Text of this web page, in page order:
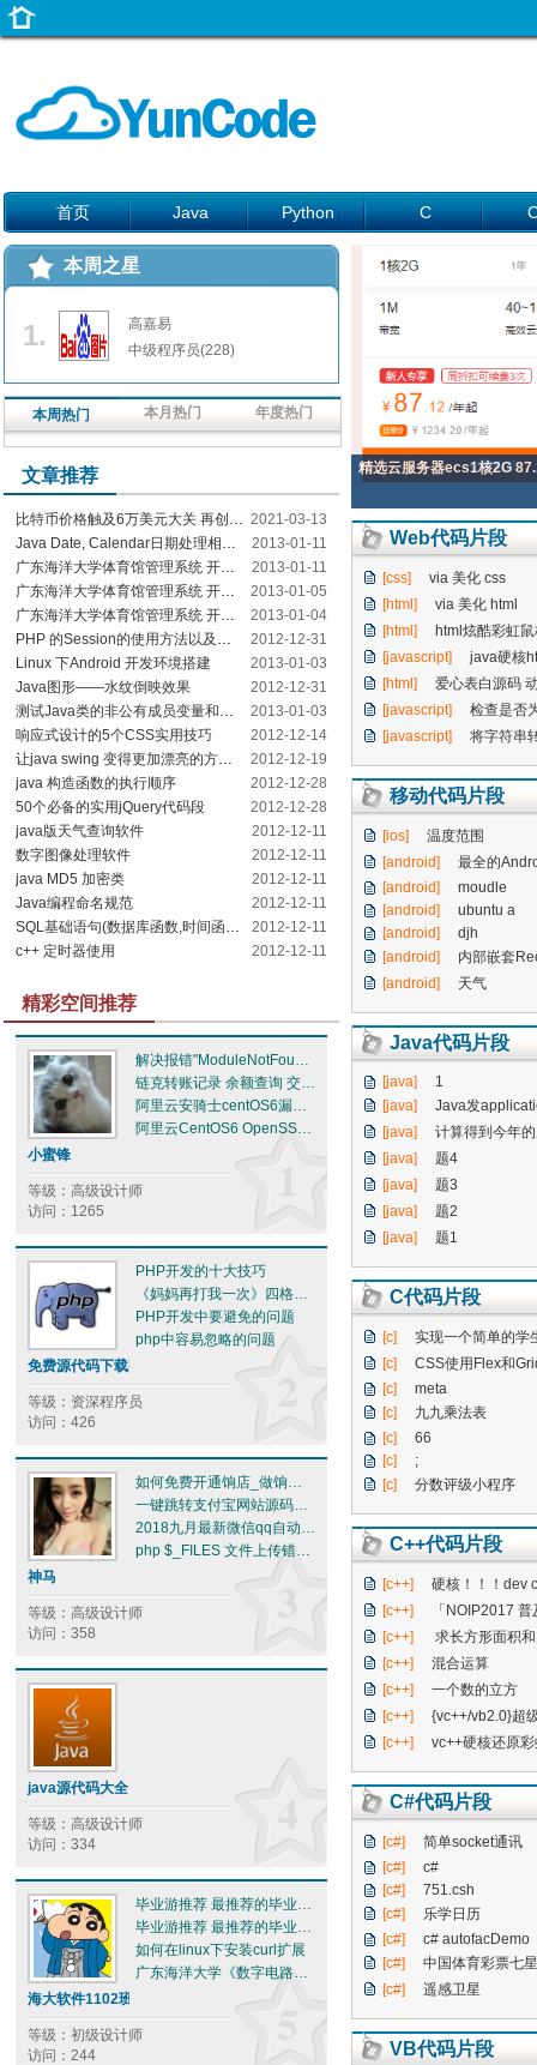
首页 Java Python C
本周之星
1.
高嘉易
中级程序员(228)
本周热门 本月热门 年度热门
文章推荐
2021-03-13
比特币价格触及6万美元大关 再创历史新高
2013-01-11
Java Date, Calendar日期处理相关类分析
2013-01-11
广东海洋大学体育馆管理系统 开发日记（7）——鲁棒性分析
2013-01-05
广东海洋大学体育馆管理系统 开发日记（5）——用例规约
2013-01-04
广东海洋大学体育馆管理系统 开发日记（1）——愿景分析
2012-12-31
PHP 的Session的使用方法以及安全问题
2013-01-03
Linux 下Android 开发环境搭建
2012-12-31
Java图形——水纹倒映效果
2013-01-03
测试Java类的非公有成员变量和方法
2012-12-14
响应式设计的5个CSS实用技巧
2012-12-19
让java swing 变得更加漂亮的方法，UIManager类的简单使用
2012-12-28
java 构造函数的执行顺序
2012-12-28
50个必备的实用jQuery代码段
2012-12-11
java版天气查询软件
2012-12-11
数字图像处理软件
2012-12-11
java MD5 加密类
2012-12-11
Java编程命名规范
2012-12-11
SQL基础语句(数据库函数,时间函数,Union,Case,索引)
2012-12-11
c++ 定时器使用
精彩空间推荐
小蜜锋
解决报错"ModuleNotFoundError: No module named‘tensorfl
链克转账记录 余额查询 交易次数 转账交易接口
阿里云安骑士centOS6漏洞修复命令【​不用升级“企业版”】
阿里云​CentOS6 OpenSSH漏洞修复 升级（命中: openssh version les
等级：高级设计师
访问：1265
1
免费源代码下载整理
PHP开发的十大技巧
《妈妈再打我一次》四格漫画——Http 404 Not Found版
PHP开发中要避免的问题
php中容易忽略的问题
等级：资深程序员
访问：426
2
神马
如何免费开通饷店_做饷团代理加盟响团教程
一键跳转支付宝网站源码下载+教程 最新可用 推广裂变工具
2018九月最新微信qq自动跳转支付宝一键领红包赏金套路
php $_FILES 文件上传错误返回值error的解释
等级：高级设计师
访问：358
3
java源代码大全
等级：高级设计师
访问：334
4
海大软件1102班
毕业游推荐 最推荐的毕业旅游景点——杭州
毕业游推荐 最推荐的毕业旅游景点——凤凰
如何在linux下安装curl扩展
广东海洋大学《数字电路与逻辑设计》期末考试试题（附答案）
等级：初级设计师
访问：244
5
精选云服务器ecs1核2G
Web代码片段
[css]
via 美化 css
[html]
via 美化 html
[html]
html炫酷彩虹
[javascript]
java硬核
[html]
爱心表白源码
[javascript]
检查是否
[javascript]
将字符串
移动代码片段
[ios]
温度范围
[android]
最全的
[android]
moudle
[android]
ubuntu a
[android]
djh
[android]
内部嵌套RecyclerView
[android]
天气
Java代码片段
[java]
1
[java]
Java发application/x-www-
[java]
计算得到今年的所有星期六的日期（显
[java]
题4
[java]
题3
[java]
题2
[java]
题1
C代码片段
[c]
实现一个简单的学生信息管
[c]
CSS使用Flex和
[c]
meta
[c]
九九乘法表
[c]
66
[c]
;
[c]
分数评级小程序
C++代码片段
[c++]
硬核！！！dev c++做一个游
[c++]
「NOIP2017
[c++]
求长方形面积
[c++]
混合运算
[c++]
一个数的立方
[c++]
{vc++/vb2.0}超级
[c++]
vc++硬核还原
C#代码片段
[c#]
简单socket通讯
[c#]
c#
[c#]
751.csh
[c#]
乐学日历
[c#]
c# autofacDemo
[c#]
中国体育彩票七星
[c#]
遥感卫星
VB代码片段